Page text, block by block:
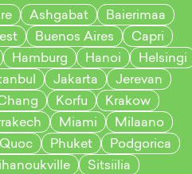
Ashgabat
Baierimaa
Buenos Aires
Capri
Hamburg
Hanoi
Helsingi
Jakarta
Jerevan
Korfu
Krakow
Miami
Milaano
Phuket
Podgorica
Sitsiilia